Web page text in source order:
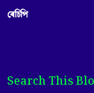
ৰেচিপি
Search This